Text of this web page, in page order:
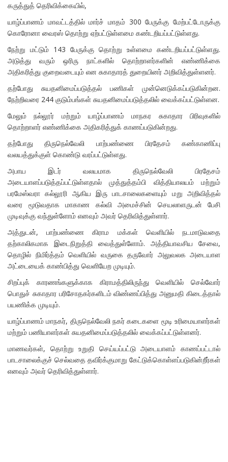
கருத்துத் தெரிவிக்கையில்,
யாழ்ப்பாணம் மாவட்டத்தில் மார்ச் மாதம் 300 பேருக்கு மேற்பட்டோருக்கு
கொரோனா வைரஸ் தொற்று ஏற்பட்டுள்ளமை கண்டறியப்பட்டுள்ளது.
நேற்று மட்டும் 143 பேருக்கு தொற்று உள்ளமை கண்டறியப்பட்டுள்ளது.
அடுத்து வரும் ஒரிரு நாட்களில் தொற்றாளர்களின் எண்ணிக்கை
அதிகரித்து குறைவடையும் என சுகாதாரத் துறையினர் அறிவித்துள்ளனர்.
தற்போது சுயதனிமைப்படுத்தல் பணிகள் முன்னெடுக்கப்படுகின்றன.
நேற்றிவரை 244 குடும்பங்கள் சுயதனிமைப்படுத்தலில் வைக்கப்பட்டுள்ளன.
மேலும் நல்லூர் மற்றும் யாழ்ப்பாணம் மாநகர சுகாதார பிரிவுகளில்
தொற்றாளர் எண்ணிக்கை அதிகரித்துக் காணப்படுகின்றது.
தற்போது திருநெல்வேலி பாற்பண்ணை பிரதேசம் கண்காணிப்பு
வலயத்துக்குள் கொண்டு வரப்பட்டுள்ளது.
அபாய இடர் வலயமாக திருநெல்வேலி பிரதேசம்
அடையாளப்படுத்தப்பட்டுள்ளதால் முத்துத்தம்பி வித்தியாலயம் மற்றும்
பரமேஸ்வரா கல்லூரி ஆகிய இரு பாடசாலைகளையும் மறு அறிவித்தல்
வரை மூடுவதாக மாகாண கல்வி அமைச்சின் செயலாளருடன் பேசி
முடிவுக்கு வந்துள்ளோம் எனவும் அவர் தெரிவித்துள்ளார்.
அத்துடன், பாற்பண்ணை கிராம மக்கள் வெளியில் நடமாடுவதை
தற்காலிகமாக இடைநிறுத்தி வைத்துள்ளோம். அத்தியாவசிய சேவை,
தொழில் நிமிர்த்தம் வெளியில் வருகை தருவோர் அலுவலக அடையாள
அட்டையைக் காண்பித்து வெளியேற முடியும்.
சிறப்புக் காரணங்களுக்காக கிராமத்திலிருந்து வெளியில் செல்வோர்
பொதுச் சுகாதார பரிசோதகர்களிடம் விண்ணப்பித்து அனுமதி கிடைத்தால்
பயணிக்க முடியும்.
யாழ்ப்பாணம் மாநகர், திருநெல்வேலி நகர் கடைகளை மூடி உரிமையாளர்கள்
மற்றும் பணியாளர்கள் சுயதனிமைப்படுத்தலில் வைக்கப்பட்டுள்ளனர்.
மாணவர்கள், தொற்று உறுதி செய்யப்பட்டு அடையாளம் காணப்பட்டால்
பாடசாலைக்குச் செல்வதை தவிர்க்குமாறு கேட்டுக்கொள்ளப்படுகின்றீர்கள்
எனவும் அவர் தெரிவித்துள்ளார்.